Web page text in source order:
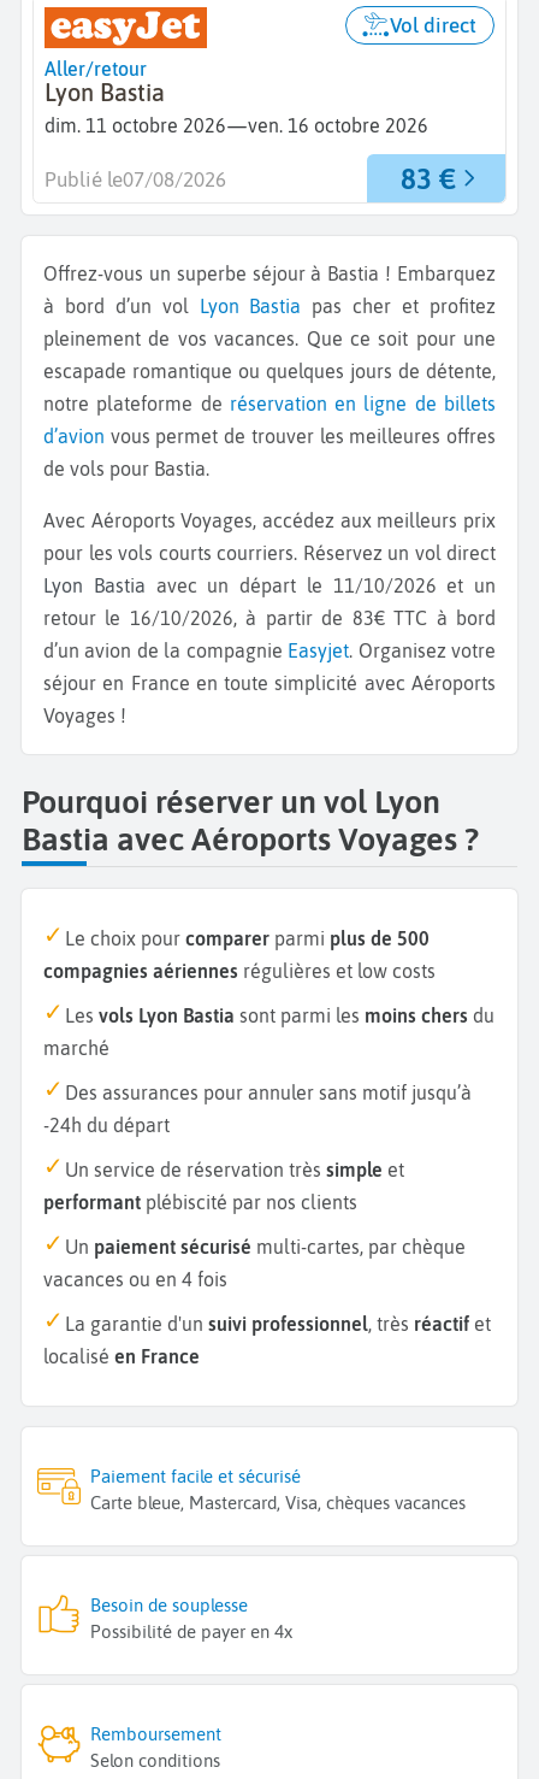
Aller/retour
Lyon Bastia
dim. 11 octobre 2026—ven. 16 octobre 2026
Vol direct
83 €
Publié le07/08/2026
Offrez-vous un superbe séjour à Bastia ! Embarquez
à bord d’un vol Lyon Bastia pas cher et profitez
pleinement de vos vacances. Que ce soit pour une
escapade romantique ou quelques jours de détente,
notre plateforme de réservation en ligne de billets
d’avion vous permet de trouver les meilleures offres
de vols pour Bastia.
Avec Aéroports Voyages, accédez aux meilleurs prix
pour les vols courts courriers. Réservez un vol direct
Lyon Bastia avec un départ le 11/10/2026 et un
retour le 16/10/2026, à partir de 83€ TTC à bord
d’un avion de la compagnie Easyjet. Organisez votre
séjour en France en toute simplicité avec Aéroports
Voyages !
Pourquoi réserver un vol Lyon
Bastia avec Aéroports Voyages ?
Le choix pour comparer parmi plus de 500
compagnies aériennes régulières et low costs
Les vols Lyon Bastia sont parmi les moins chers du
marché
Des assurances pour annuler sans motif jusqu’à
-24h du départ
Un service de réservation très simple et
performant plébiscité par nos clients
Un paiement sécurisé multi-cartes, par chèque
vacances ou en 4 fois
La garantie d'un suivi professionnel, très réactif et
localisé en France
Paiement facile et sécurisé
Carte bleue, Mastercard, Visa, chèques vacances
Besoin de souplesse
Possibilité de payer en 4x
Remboursement
Selon conditions